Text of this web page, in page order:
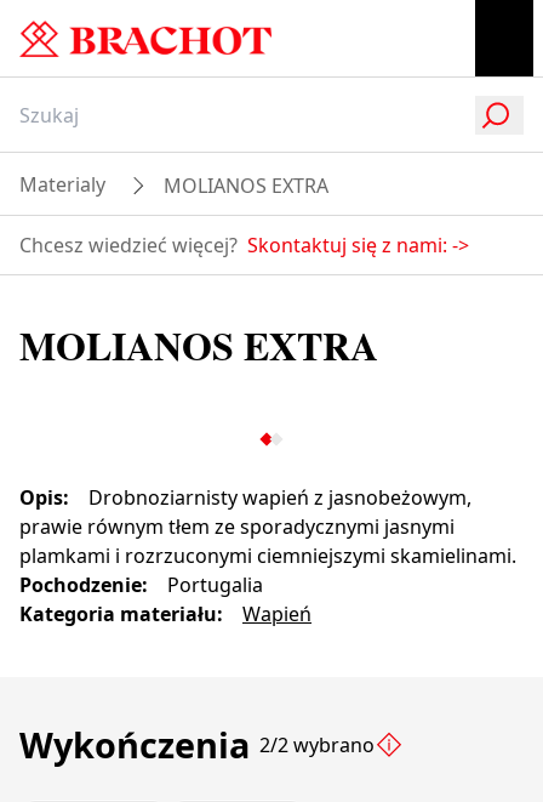
Materialy MOLIANOS EXTRA
Chcesz wiedzieć więcej? Skontaktuj się z nami: ->
MOLIANOS EXTRA
Opis:
Drobnoziarnisty wapień z jasnobeżowym,
prawie równym tłem ze sporadycznymi jasnymi
plamkami i rozrzuconymi ciemniejszymi skamielinami.
Pochodzenie:
Portugalia
Kategoria materiału: Wapień
Wykończenia 2/2 wybrano